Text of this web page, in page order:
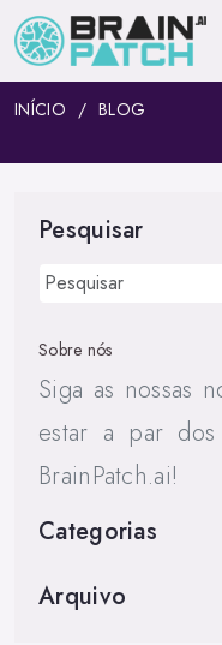
INÍCIO BLOG
Pesquisar
Sobre nós
Siga as nossas
estar a par
BrainPatch.ai!
Categorias
Arquivo